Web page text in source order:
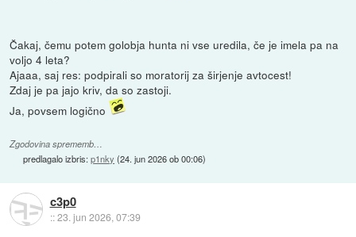
Čakaj, čemu potem golobja hunta ni vse uredila, če je imela pa na
voljo 4 leta?
Ajaaa, saj res: podpirali so moratorij za širjenje avtocest!
Zdaj je pa jajo kriv, da so zastoji.
Ja, povsem logično
Zgodovina sprememb…
predlagalo izbris:p1nky (24. jun 2026 ob 00:06)
c3p0
::23. jun 2026, 07:39